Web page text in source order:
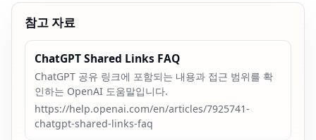
참고 자료
ChatGPT Shared Links FAQ
ChatGPT 공유 링크에 포함되는 내용과 접근 범위를 확
인하는 OpenAI 도움말입니다.
https://help.openai.com/en/articles/7925741-
chatgpt-shared-links-faq